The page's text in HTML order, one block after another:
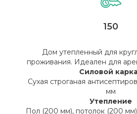
150
Дом утепленный для
проживания. Идеален для
Силовой
Сухая строганая
мм
Утепление
Пол (200 мм), потолок (200